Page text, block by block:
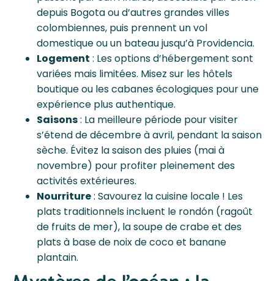
depuis Bogota ou d’autres grandes villes
colombiennes, puis prennent un vol
domestique ou un bateau jusqu’à Providencia.
Logement : Les options d’hébergement sont
variées mais limitées. Misez sur les hôtels
boutique ou les cabanes écologiques pour une
expérience plus authentique.
Saisons: La meilleure période pour visiter
s’étend de décembre à avril, pendant la saison
sèche. Évitez la saison des pluies (mai à
novembre) pour profiter pleinement des
activités extérieures.
Nourriture: Savourez la cuisine locale ! Les
plats traditionnels incluent le rondón (ragoût
de fruits de mer), la soupe de crabe et des
plats à base de noix de coco et banane
plantain.